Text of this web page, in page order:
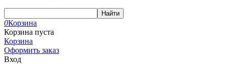
Найти
0Корзина
Корзина пуста
Корзина
Оформить заказ
Вход